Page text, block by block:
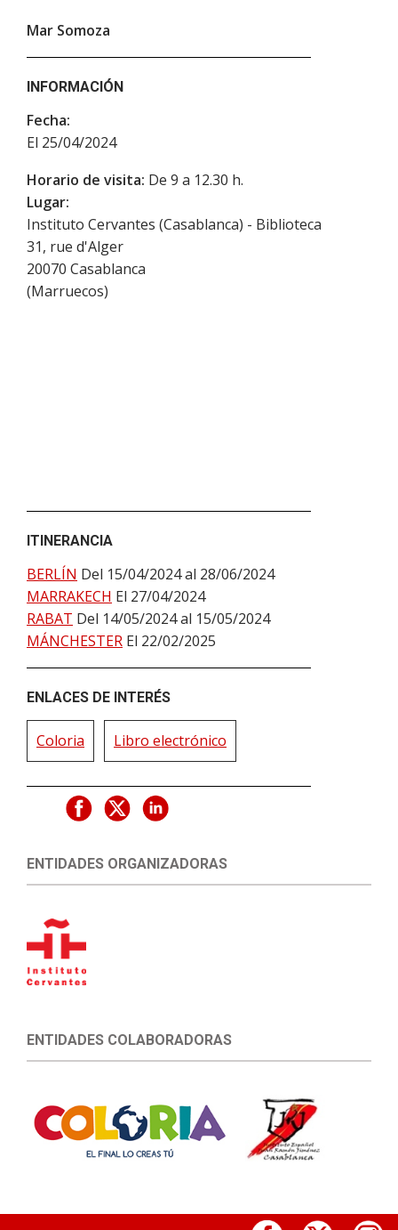
Mar Somoza
INFORMACIÓN
Fecha:
El 25/04/2024
Horario de visita: De 9 a 12.30 h.
Lugar:
Instituto Cervantes (Casablanca) - Biblioteca
31, rue d'Alger
20070 Casablanca
(Marruecos)
ITINERANCIA
BERLÍN Del 15/04/2024 al 28/06/2024
MARRAKECH El 27/04/2024
RABAT Del 14/05/2024 al 15/05/2024
MÁNCHESTER El 22/02/2025
ENLACES DE INTERÉS
Coloria Libro electrónico
ENTIDADES ORGANIZADORAS
ENTIDADES COLABORADORAS